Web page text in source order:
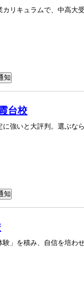
リキュラムで、中高大
台校
に強いと大評判。選ぶな
験」を積み、自信を培わ